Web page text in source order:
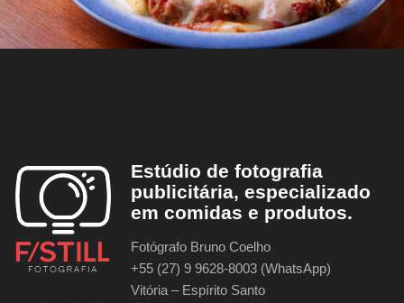
Estúdio de fotografia
publicitária, especializado
em comidas e produtos.
Fotógrafo Bruno Coelho
+55 (27) 9 9628-8003 (WhatsApp)
Vitória – Espírito Santo